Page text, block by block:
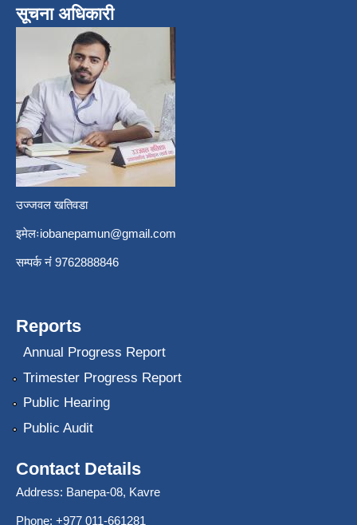
सूचना अधिकारी
उज्जवल खतिवडा
इमेलःiobanepamun@gmail.com
सम्पर्क नंं 9762888846
Reports
Annual Progress Report
Trimester Progress Report
Public Hearing
Public Audit
Contact Details
Address: Banepa-08, Kavre
Phone: +977 011-661281